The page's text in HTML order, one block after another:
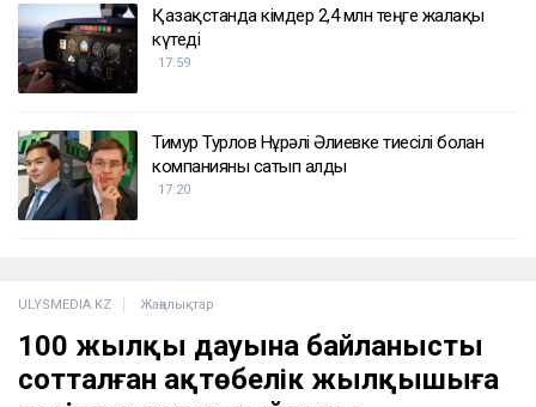
Қазақстанда кімдер 2,4 млн теңге жалақы
күтеді
17:59
Тимур Турлов Нұрәлі Әлиевке тиесілі болған
компанияны сатып алды
17:20
ULYSMEDIA.KZ Жаңалықтар
100 жылқы дауына байланысты
сотталған ақтөбелік жылқышыға